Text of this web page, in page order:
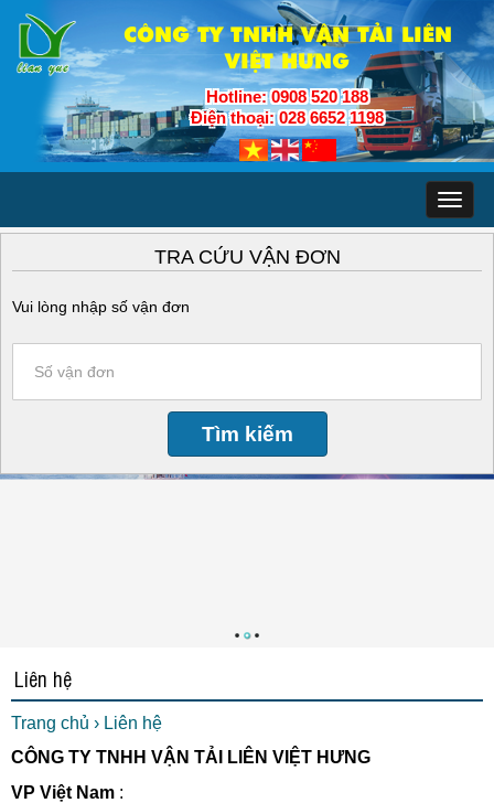
CÔNG TY TNHH VẬN TẢI LIÊN
VIỆT HƯNG
Hotline: 0908 520 188
Điện thoại: 028 6652 1198
Toggle
TRA CỨU VẬN ĐƠN
Vui lòng nhập số vận đơn
Tìm kiếm
Liên hệ
Trang chủ › Liên hệ
CÔNG TY TNHH VẬN TẢI LIÊN VIỆT HƯNG
VP Việt Nam :